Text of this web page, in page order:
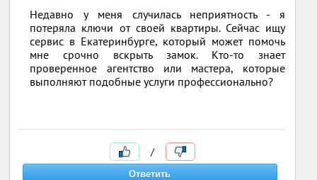
Недавно у меня случилась неприятность - я
потеряла ключи от своей квартиры. Сейчас ищу
сервис в Екатеринбурге, который может помочь
мне срочно вскрыть замок. Кто-то знает
проверенное агентство или мастера, которые
выполняют подобные услуги профессионально?
/